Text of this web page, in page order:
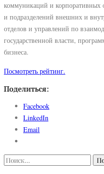
коммуникаций и корпоративных
и подразделений внешних и
отделов и управлений по
государственной власти,
бизнеса.
Посмотреть рейтинг.
Поделиться:
Facebook
LinkedIn
Email
Найти: